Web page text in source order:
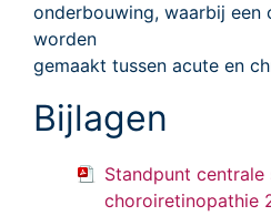
onderbouwing, waarbij een
worden
gemaakt tussen acute en
Bijlagen
Standpunt centrale
choroiretinopathie